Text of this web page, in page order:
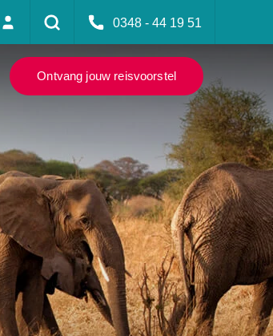
0348 - 44 19 51
Ontvang jouw reisvoorstel